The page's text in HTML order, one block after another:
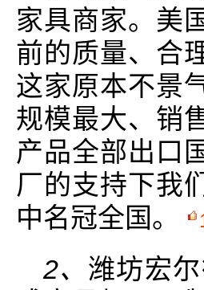
家具商家。美
前的质量、合
这家原本不景
规模最大、销
产品全部出口
厂的支持下我
中名冠全国。
2、 潍坊宏